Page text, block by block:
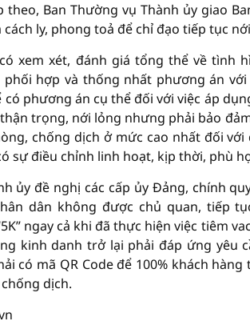
theo, Ban Thường vụ Thành ủy giao
ly, phong toả để chỉ đạo tiếp tục
xem xét, đánh giá tổng thể về tình
hợp và thống nhất phương án
phương án cụ thể đối với việc áp
trọng, nới lỏng nhưng phải bảo
chống dịch ở mức cao nhất đối
sự điều chỉnh linh hoạt, kịp thời, phù
ủy đề nghị các cấp ủy Đảng, chính
dân không được chủ quan, tiếp
ngay cả khi đã thực hiện việc tiêm
kinh danh trở lại phải đáp ứng yêu
có mã QR Code để 100% khách
dịch.